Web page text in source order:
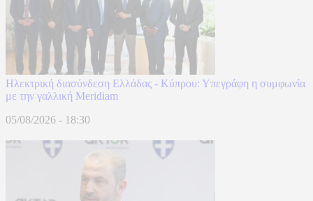
Ηλεκτρική διασύνδεση Ελλάδας - Κύπρου: Υπεγράφη η συμφωνία
με την γαλλική Meridiam
05/08/2026 - 18:30